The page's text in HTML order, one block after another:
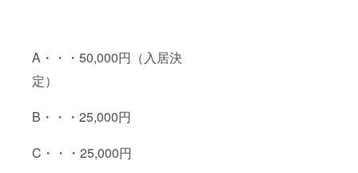
A・・・50,000円（入居決
定）
B・・・25,000円
C・・・25,000円